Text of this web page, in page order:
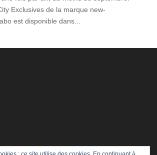
Exclusives de la marque new-
est disponible dans...